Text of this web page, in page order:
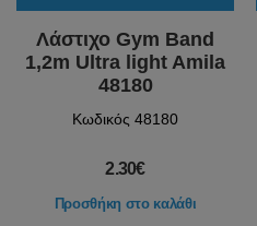
Λάστιχο Gym Band
1,2m Ultra light Amila
48180
Κωδικός 48180
2.30€
Προσθήκη στο καλάθι